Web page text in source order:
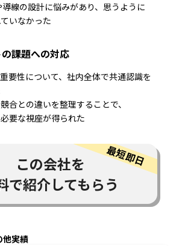
線の設計に悩みがあり、思うように
いなかった
課題への対応
要性について、社内全体で共通認識を
合との違いを整理することで、
要な視座が得られた
この会社を
で紹介してもらう
他実績